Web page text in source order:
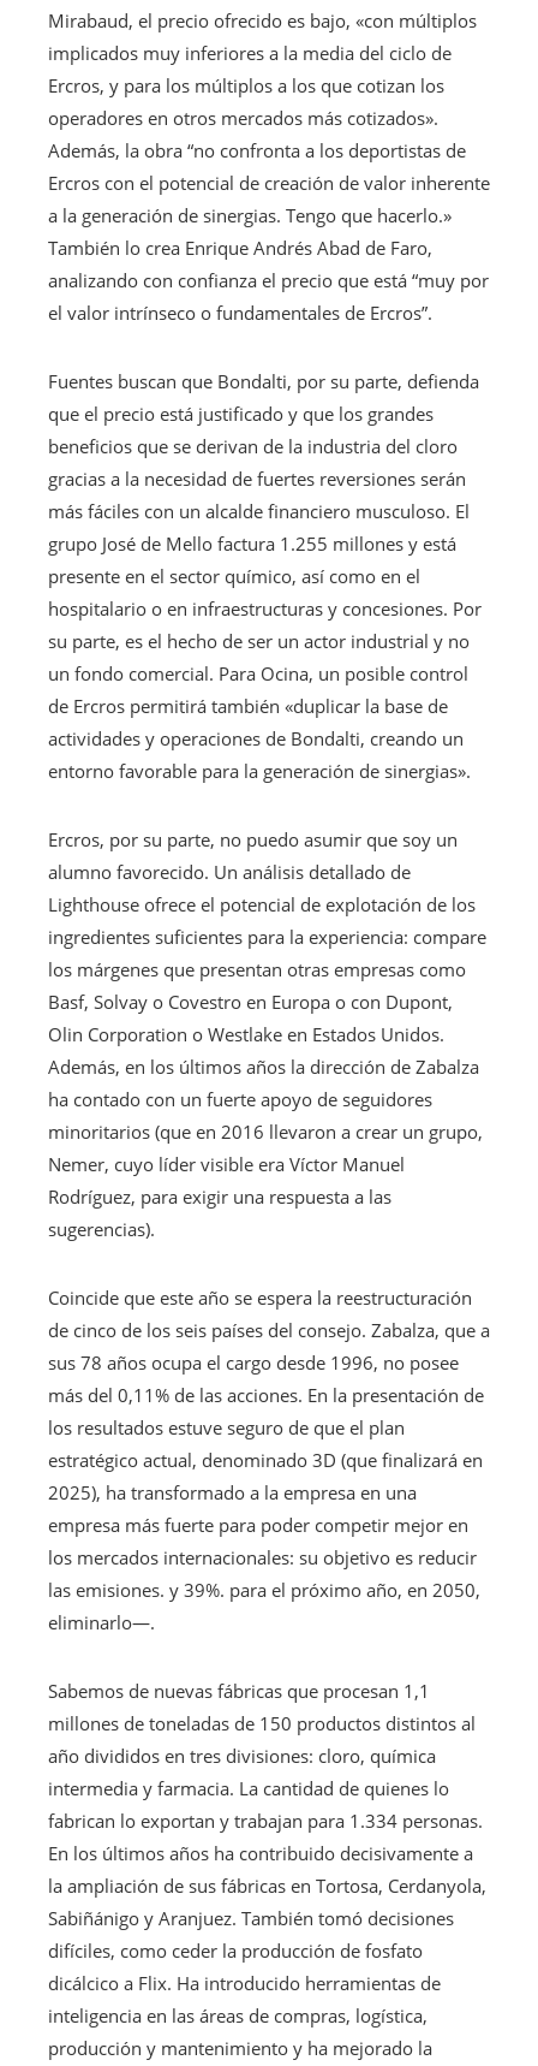
Mirabaud, el precio ofrecido es bajo, «con múltiplos
implicados muy inferiores a la media del ciclo de
Ercros, y para los múltiplos a los que cotizan los
operadores en otros mercados más cotizados».
Además, la obra “no confronta a los deportistas de
Ercros con el potencial de creación de valor inherente
a la generación de sinergias. Tengo que hacerlo.»
También lo crea Enrique Andrés Abad de Faro,
analizando con confianza el precio que está “muy por
el valor intrínseco o fundamentales de Ercros”.
Fuentes buscan que Bondalti, por su parte, defienda
que el precio está justificado y que los grandes
beneficios que se derivan de la industria del cloro
gracias a la necesidad de fuertes reversiones serán
más fáciles con un alcalde financiero musculoso. El
grupo José de Mello factura 1.255 millones y está
presente en el sector químico, así como en el
hospitalario o en infraestructuras y concesiones. Por
su parte, es el hecho de ser un actor industrial y no
un fondo comercial. Para Ocina, un posible control
de Ercros permitirá también «duplicar la base de
actividades y operaciones de Bondalti, creando un
entorno favorable para la generación de sinergias».
Ercros, por su parte, no puedo asumir que soy un
alumno favorecido. Un análisis detallado de
Lighthouse ofrece el potencial de explotación de los
ingredientes suficientes para la experiencia: compare
los márgenes que presentan otras empresas como
Basf, Solvay o Covestro en Europa o con Dupont,
Olin Corporation o Westlake en Estados Unidos.
Además, en los últimos años la dirección de Zabalza
ha contado con un fuerte apoyo de seguidores
minoritarios (que en 2016 llevaron a crear un grupo,
Nemer, cuyo líder visible era Víctor Manuel
Rodríguez, para exigir una respuesta a las
sugerencias).
Coincide que este año se espera la reestructuración
de cinco de los seis países del consejo. Zabalza, que a
sus 78 años ocupa el cargo desde 1996, no posee
más del 0,11% de las acciones. En la presentación de
los resultados estuve seguro de que el plan
estratégico actual, denominado 3D (que finalizará en
2025), ha transformado a la empresa en una
empresa más fuerte para poder competir mejor en
los mercados internacionales: su objetivo es reducir
las emisiones. y 39%. para el próximo año, en 2050,
eliminarlo—.
Sabemos de nuevas fábricas que procesan 1,1
millones de toneladas de 150 productos distintos al
año divididos en tres divisiones: cloro, química
intermedia y farmacia. La cantidad de quienes lo
fabrican lo exportan y trabajan para 1.334 personas.
En los últimos años ha contribuido decisivamente a
la ampliación de sus fábricas en Tortosa, Cerdanyola,
Sabiñánigo y Aranjuez. También tomó decisiones
difíciles, como ceder la producción de fosfato
dicálcico a Flix. Ha introducido herramientas de
inteligencia en las áreas de compras, logística,
producción y mantenimiento y ha mejorado la